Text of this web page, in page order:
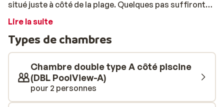
situé juste à côté de la plage. Quelques pas suffiront
pour profiter de la chaleur du sable fin. À proximité,
l'hôtel, profitez de la savoureuse cuisine, et trinquez au
bar aux vacances. Enfin, ne manquez pas de piquer une
tête dans la belle piscine! Les chambres sont
spacieuses, confortables et décorées de façon
moderne dans des tons clairs. Pour une détente
optimale, direction le centre de bien-être Sensations
Lire la suite
Types de chambres
Chambre double type A côté piscine
(DBL PoolView-A)
pour 2 personnes